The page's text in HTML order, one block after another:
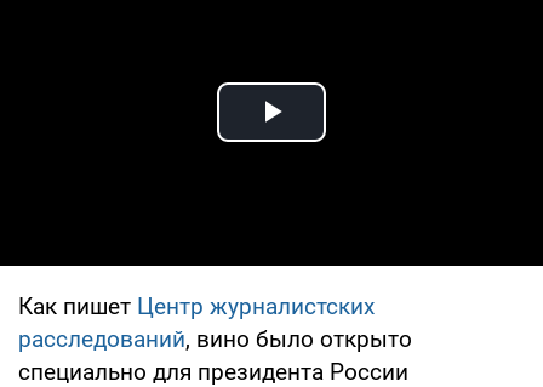
Play Video
Как пишет Центр журналистских
расследований, вино было открыто
специально для президента России